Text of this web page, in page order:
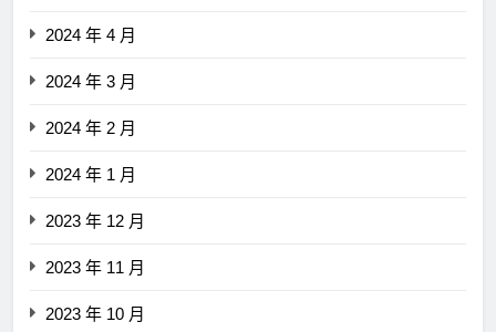
2024 年 4 月
2024 年 3 月
2024 年 2 月
2024 年 1 月
2023 年 12 月
2023 年 11 月
2023 年 10 月